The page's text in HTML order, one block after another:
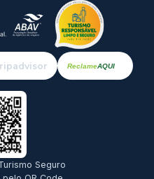
ReclameAQUI
Seguro